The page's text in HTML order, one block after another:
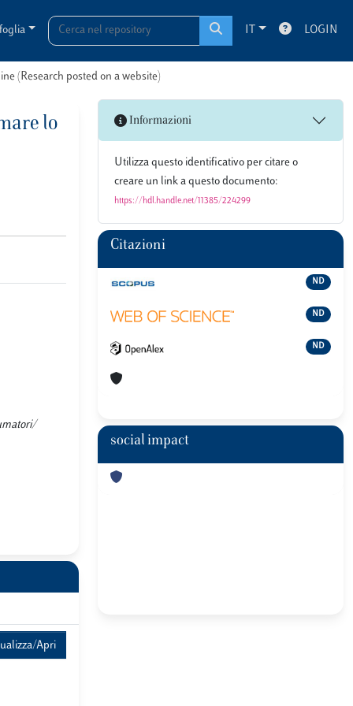
IT LOGIN
(Research posted on a website)
lo
Apri
Informazioni
Utilizza questo identificativo per citare o
creare un link a questo documento:
https://hdl.handle.net/11385/224299
Citazioni
ND
ND
ND
social impact